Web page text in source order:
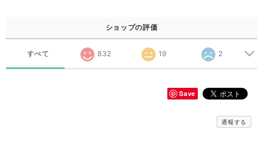
ショップの評価
すべて 832 19 2
Save
通報する